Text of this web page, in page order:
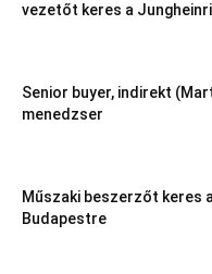
vezetőt keres a
Senior buyer, indirekt
menedzser
Műszaki beszerzőt keres a
Budapestre